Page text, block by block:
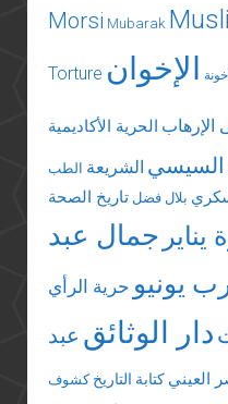
Morsi Mubarak
Torture الإخوان
الإرهاب الحرية الأكاديمية
السيسي الشريعة الطب
بلال فضل تاريخ الصحة
يناير جمال عبد
يونيو حرية الرأي
دار الوثائق عبد
العيني كتابة التاريخ كشوف